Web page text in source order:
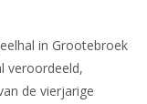
in Grootebroek
veroordeeld,
de vierjarige